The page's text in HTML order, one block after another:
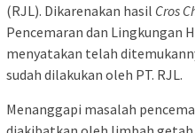
(RJL). Dikarenakan hasil Cros
Pencemaran dan Lingkungan
menyatakan telah
sudah dilakukan oleh PT. RJL.
Menanggapi masalah